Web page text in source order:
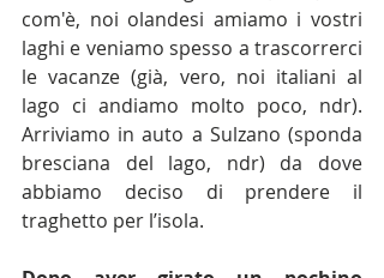
com'è, noi olandesi amiamo i vostri
laghi e veniamo spesso a trascorrerci
le vacanze (già, vero, noi italiani al
lago ci andiamo molto poco, ndr).
Arriviamo in auto a Sulzano (sponda
bresciana del lago, ndr) da dove
abbiamo deciso di prendere il
traghetto per l’isola.